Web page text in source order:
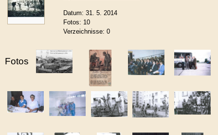
Datum: 31. 5. 2014
Fotos: 10
Verzeichnisse: 0
Fotos